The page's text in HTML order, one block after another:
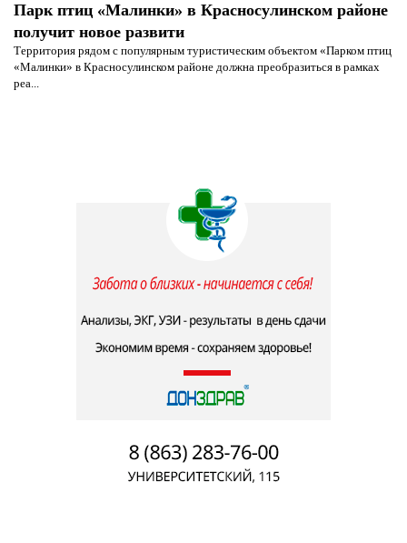
Парк птиц «Малинки» в Красносулинском районе
получит новое развити
Территория рядом с популярным туристическим объектом «Парком птиц
«Малинки» в Красносулинском районе должна преобразиться в рамках
реа...